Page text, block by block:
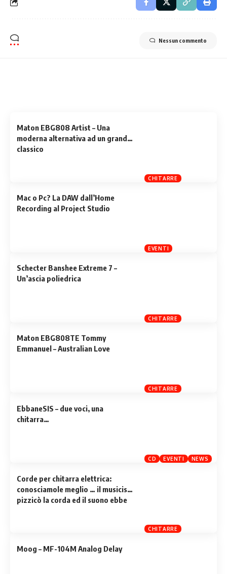
Nessun commento
CHITARRE
Maton EBG808 Artist – Una
moderna alternativa ad un grande
classico
EVENTI
Mac o Pc? La DAW dall’Home
Recording al Project Studio
CHITARRE
Schecter Banshee Extreme 7 –
Un’ascia poliedrica
CHITARRE
Maton EBG808TE Tommy
Emmanuel – Australian Love
CD EVENTI NEWS
EbbaneSIS – due voci, una
chitarra…
CHITARRE
Corde per chitarra elettrica:
conosciamole meglio … il musicista
pizzicò la corda ed il suono ebbe
Moog – MF-104M Analog Delay